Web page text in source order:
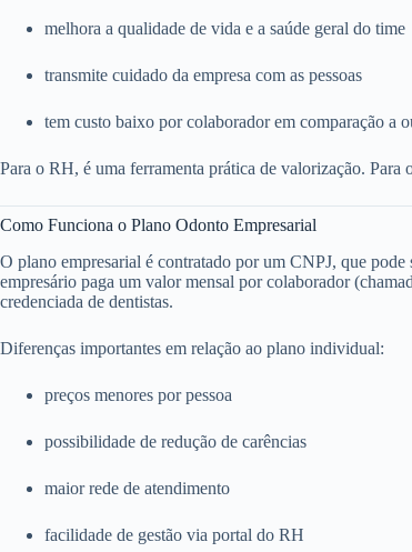
melhora a qualidade de vida e a saúde geral do time
transmite cuidado da empresa com as pessoas
tem custo baixo por colaborador em comparação a
Para o RH, é uma ferramenta prática de valorização.
Como Funciona o Plano Odonto Empresarial
O plano empresarial é contratado por um CNPJ, que pode
empresário paga um valor mensal por colaborador
credenciada de dentistas.
Diferenças importantes em relação ao plano individual:
preços menores por pessoa
possibilidade de redução de carências
maior rede de atendimento
facilidade de gestão via portal do RH